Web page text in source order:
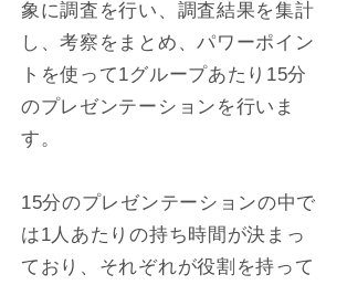
象に調査を行い、調査結果を集計
し、考察をまとめ、パワーポイン
トを使って1グループあたり15分
のプレゼンテーションを行いま
す。
15分のプレゼンテーションの中で
は1人あたりの持ち時間が決まっ
ており、それぞれが役割を持って